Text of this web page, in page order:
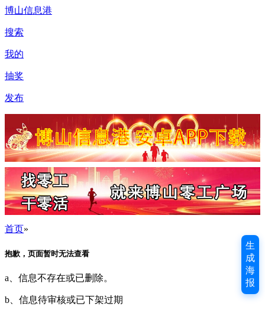
博山信息港
搜索
我的
抽奖
发布
首页»
抱歉，页面暂时无法查看
a、信息不存在或已删除。
b、信息待审核或已下架过期
生
成
海
报